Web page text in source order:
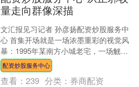
量走向群像深描
文汇报见习记者 孙彦扬配资炒股服务中
心 首集开场就是一场浓墨重彩的视觉风
暴：1995年某南方小城老宅，一场觥筹
交错的婚礼，一场突如其来的命案，一
根树干直插进毒贩....
配资炒股服务中心
查看：239 分类： 券商配资